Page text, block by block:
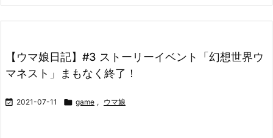
【ウマ娘日記】#3 ストーリーイベント「幻想世界ウ
マネスト」まもなく終了！
 2021-07-11  game , ウマ娘